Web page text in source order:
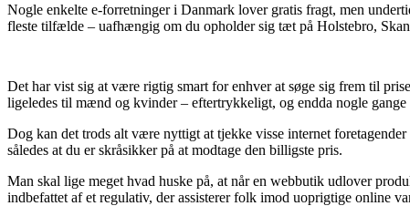
Nogle enkelte e-forretninger i Danmark lover gratis fragt, men
fleste tilfælde – uafhængig om du opholder sig tæt på Holstebro,
Det har vist sig at være rigtig smart for enhver at søge sig frem til
ligeledes til mænd og kvinder – eftertrykkeligt, og endda nogle
Dog kan det trods alt være nyttigt at tjekke visse internet
således at du er skråsikker på at modtage den billigste pris.
Man skal lige meget hvad huske på, at når en webbutik udlover
indbefattet af et regulativ, der assisterer folk imod uoprigtige online